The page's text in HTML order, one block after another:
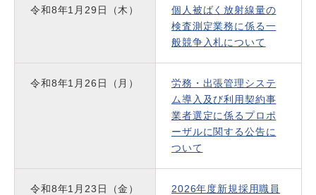
令和8年1月29日（木）
個人被ばく放射線量の
検査測定業務に係る一
般競争入札について
令和8年1月26日（月）
労務・出張管理システ
ム導入及び利用契約事
業者選定に係るプロポ
ーザルに関する公告に
ついて
令和8年1月23日（金）
2026年度新規採用職員